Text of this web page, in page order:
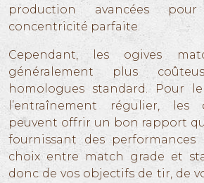
production avancées
concentricité parfaite.
Cependant, les ogives
généralement plus
homologues standard. Pour
l’entraînement régulier, les
peuvent offrir un bon rapport
fournissant des performances
choix entre match grade et
donc de vos objectifs de tir, de